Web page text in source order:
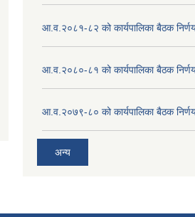
आ.व.२०८१-८२ को कार्यपालिका बैठक
आ.व.२०८०-८१ को कार्यपालिका बैठक
आ.व.२०७९-८० को कार्यपालिका बैठक
अन्य